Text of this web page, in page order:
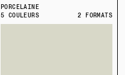
PORCELAINE
5 COULEURS
2 FORMATS